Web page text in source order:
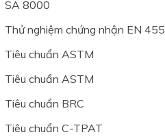
SA 8000
Thử nghiệm chứng nhận EN 455
Tiêu chuẩn ASTM
Tiêu chuẩn ASTM
Tiêu chuẩn BRC
Tiêu chuẩn C-TPAT